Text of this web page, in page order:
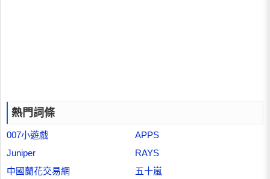
熱門詞條
007小遊戲
APPS
Juniper
RAYS
中國蘭花交易網
五十嵐